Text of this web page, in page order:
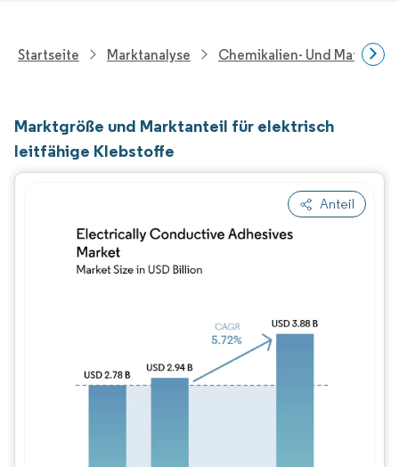
Startseite Marktanalyse Chemikalien- Und
Marktgröße und Marktanteil für elektrisch
leitfähige Klebstoffe
Anteil